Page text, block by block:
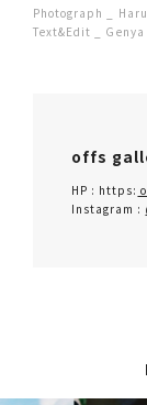
Photograph _
Text&Edit _
offs
HP : https:
Instagram :